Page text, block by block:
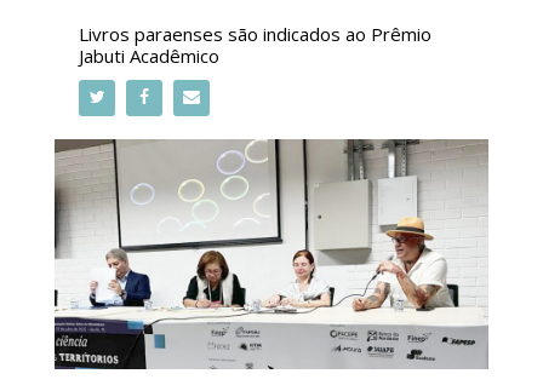
Livros paraenses são indicados ao Prêmio
Jabuti Acadêmico